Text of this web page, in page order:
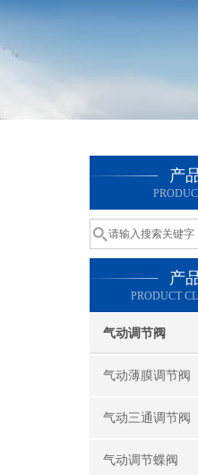
产
产
PRODUCT
气动调节阀
气动薄膜调节阀
气动三通调节阀
气动调节蝶阀